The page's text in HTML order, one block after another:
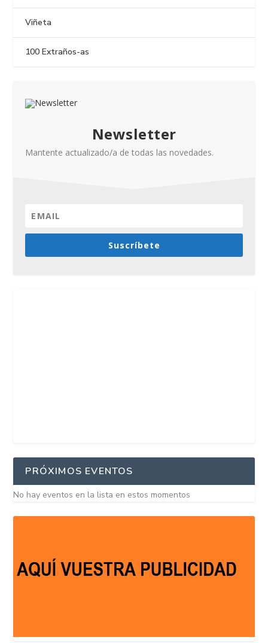
Viñeta
100 Extraños-as
Newsletter
Mantente actualizado/a de todas las novedades.
Suscríbete
PRÓXIMOS EVENTOS
No hay eventos en la lista en estos momentos